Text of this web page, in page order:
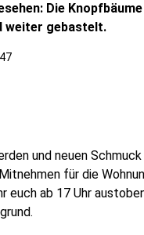
Die
weiter gebastelt.
und neuen
für die
euch ab 17 Uhr